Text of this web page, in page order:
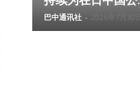
巴中通讯社 - 2026年7月30日